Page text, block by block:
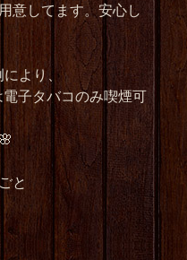
意してます。安心し
より、
子タバコのみ喫煙可
と